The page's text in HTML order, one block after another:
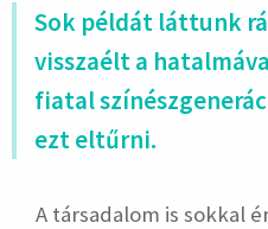
Sok példát láttunk
visszaélt a
fiatal
ezt eltűrni.
A társadalom is sokkal